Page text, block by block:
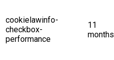
cookielawinfo-
checkbox-
performance
11
months